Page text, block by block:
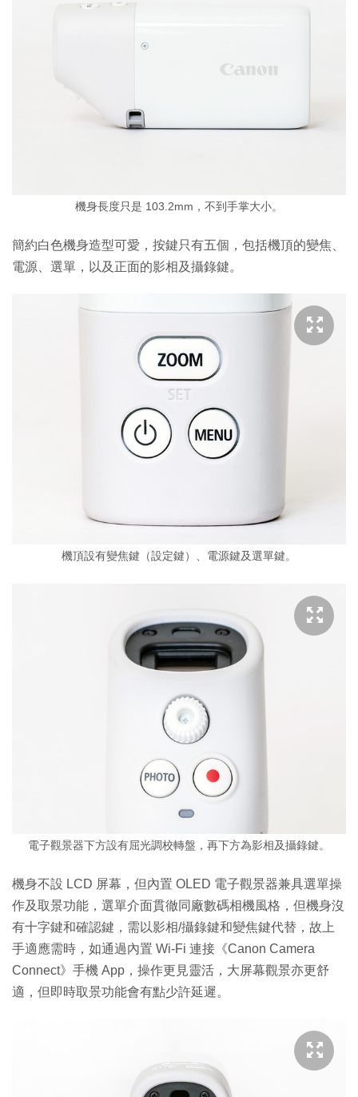
機身長度只是 103.2mm，不到手掌大小。
簡約白色機身造型可愛，按鍵只有五個，包括機頂的變焦、
電源、選單，以及正面的影相及攝錄鍵。
機頂設有變焦鍵（設定鍵）、電源鍵及選單鍵。
電子觀景器下方設有屈光調校轉盤，再下方為影相及攝錄鍵。
機身不設 LCD 屏幕，但內置 OLED 電子觀景器兼具選單操
作及取景功能，選單介面貫徹同廠數碼相機風格，但機身沒
有十字鍵和確認鍵，需以影相/攝錄鍵和變焦鍵代替，故上
手適應需時，如通過內置 Wi-Fi 連接《Canon Camera
Connect》手機 App，操作更見靈活，大屏幕觀景亦更舒
適，但即時取景功能會有點少許延遲。